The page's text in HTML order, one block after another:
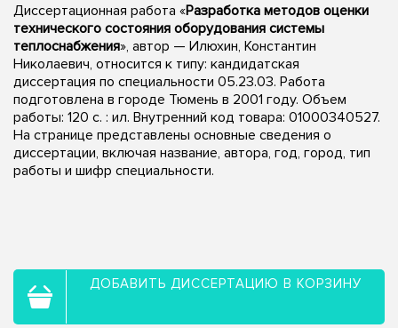
Диссертационная работа «Разработка методов оценки
технического состояния оборудования системы
теплоснабжения», автор — Илюхин, Константин
Николаевич, относится к типу: кандидатская
диссертация по специальности 05.23.03. Работа
подготовлена в городе Тюмень в 2001 году. Объем
работы: 120 с. : ил. Внутренний код товара: 01000340527.
На странице представлены основные сведения о
диссертации, включая название, автора, год, город, тип
работы и шифр специальности.
ДОБАВИТЬ ДИССЕРТАЦИЮ В КОРЗИНУ